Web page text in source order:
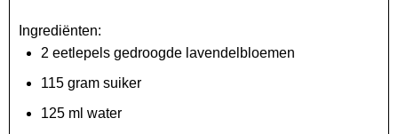
Ingrediënten:
2 eetlepels gedroogde lavendelbloemen
115 gram suiker
125 ml water